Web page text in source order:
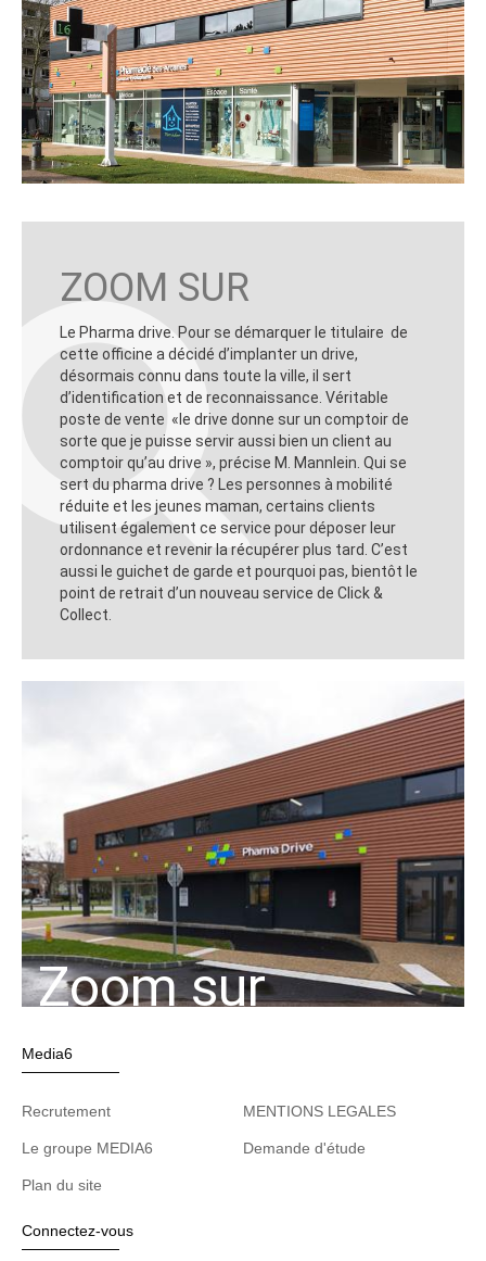
ZOOM SUR
Le Pharma drive. Pour se démarquer le titulaire de
cette officine a décidé d’implanter un drive,
désormais connu dans toute la ville, il sert
d’identification et de reconnaissance. Véritable
poste de vente «le drive donne sur un comptoir de
sorte que je puisse servir aussi bien un client au
comptoir qu’au drive », précise M. Mannlein. Qui se
sert du pharma drive ? Les personnes à mobilité
réduite et les jeunes maman, certains clients
utilisent également ce service pour déposer leur
ordonnance et revenir la récupérer plus tard. C’est
aussi le guichet de garde et pourquoi pas, bientôt le
point de retrait d’un nouveau service de Click &
Collect.
Zoom sur
Media6
Recrutement MENTIONS LEGALES
Le groupe MEDIA6 Demande d'étude
Plan du site
Connectez-vous